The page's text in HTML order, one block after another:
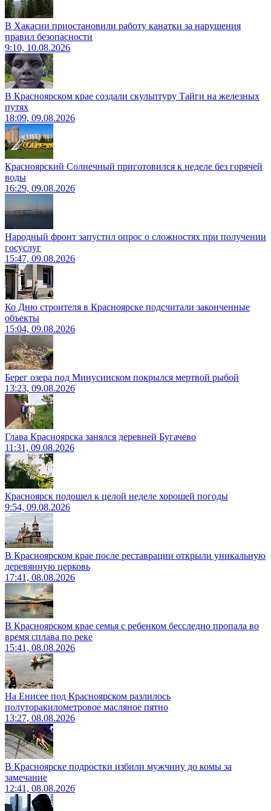
В Хакасии приостановили работу канатки за нарушения
правил безопасности
9:10, 10.08.2026
В Красноярском крае создали скульптуру Тайги на железных
путях
18:09, 09.08.2026
Красноярский Солнечный приготовился к неделе без горячей
воды
16:29, 09.08.2026
Народный фронт запустил опрос о сложностях при получении
госуслуг
15:47, 09.08.2026
Ко Дню строителя в Красноярске подсчитали законченные
объекты
15:04, 09.08.2026
Берег озера под Минусинском покрылся мертвой рыбой
13:23, 09.08.2026
Глава Красноярска занялся деревней Бугачево
11:31, 09.08.2026
Красноярск подошел к целой неделе хорошей погоды
9:54, 09.08.2026
В Красноярском крае после реставрации открыли уникальную
деревянную церковь
17:41, 08.08.2026
В Красноярском крае семья с ребенком бесследно пропала во
время сплава по реке
15:41, 08.08.2026
На Енисее под Красноярском разлилось
полуторакилометровое масляное пятно
13:27, 08.08.2026
В Красноярске подростки избили мужчину до комы за
замечание
12:41, 08.08.2026